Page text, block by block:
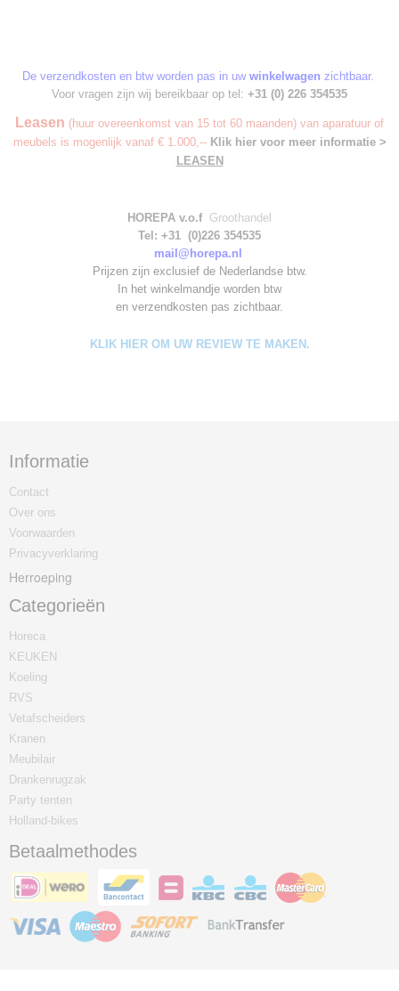
De verzendkosten en btw worden pas in uw winkelwagen zichtbaar.
Voor vragen zijn wij bereikbaar op tel: +31 (0) 226 354535
Leasen (huur overeenkomst van 15 tot 60 maanden) van aparatuur of
meubels is mogenlijk vanaf € 1.000,-- Klik hier voor meer informatie >
LEASEN
HOREPA v.o.f Groothandel
Tel: +31 (0)226 354535
mail@horepa.nl
Prijzen zijn exclusief de Nederlandse btw.
In het winkelmandje worden btw
en verzendkosten pas zichtbaar.
KLIK HIER OM UW REVIEW TE MAKEN.
Informatie
Contact
Over ons
Voorwaarden
Privacyverklaring
Herroeping
Categorieën
Horeca
KEUKEN
Koeling
RVS
Vetafscheiders
Kranen
Meubilair
Drankenrugzak
Party tenten
Holland-bikes
Betaalmethodes